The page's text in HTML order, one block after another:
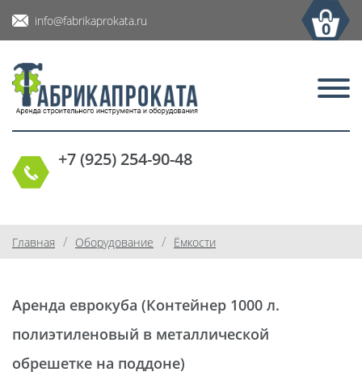
info@fabrikaprokata.ru 0
+7 (925) 254-90-48
Главная / Оборудование / Ёмкости
Аренда еврокуба (Контейнер 1000 л.
полиэтиленовый в металлической
обрешетке на поддоне)